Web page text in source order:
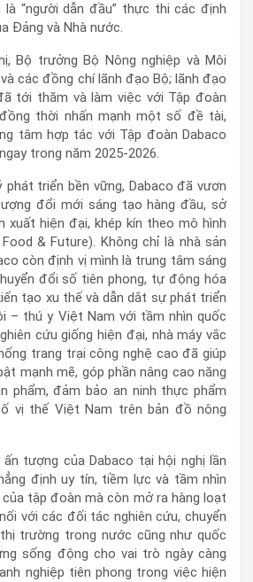
“người dẫn đầu” thực thi các định
Đảng và Nhà nước.
Bộ trưởng Bộ Nông nghiệp và Môi
các đồng chí lãnh đạo Bộ; lãnh đạo
tới thăm và làm việc với Tập đoàn
thời nhấn mạnh một số đề tài,
tâm hợp tác với Tập đoàn Dabaco
trong năm 2025-2026.
triển bền vững, Dabaco đã vươn
đổi mới sáng tạo hàng đầu, sở
xuất hiện đại, khép kín theo mô hình
& Future). Không chỉ là nhà sản
còn định vị mình là trung tâm sáng
đổi số tiên phong, tự động hóa
tạo xu thế và dẫn dắt sự phát triển
– thú y Việt Nam với tầm nhìn quốc
cứu giống hiện đại, nhà máy vắc
trang trại công nghệ cao đã giúp
mạnh mẽ, góp phần nâng cao năng
phẩm, đảm bảo an ninh thực phẩm
vị thế Việt Nam trên bản đồ nông
tượng của Dabaco tại hội nghị lần
định uy tín, tiềm lực và tầm nhìn
tập đoàn mà còn mở ra hàng loạt
với các đối tác nghiên cứu, chuyển
trường trong nước cũng như quốc
sống động cho vai trò ngày càng
nghiệp tiên phong trong việc hiện